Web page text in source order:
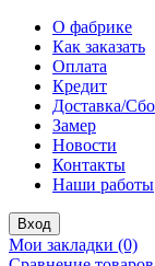
О фабрике
Как заказать
Оплата
Кредит
Доставка/
Замер
Новости
Контакты
Наши работы
Вход
Мои закладки (0)